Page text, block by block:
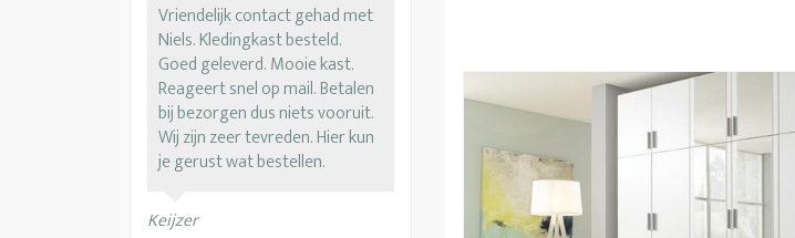
Vriendelijk contact gehad met
Niels. Kledingkast besteld.
Goed geleverd. Mooie kast.
Reageert snel op mail. Betalen
bij bezorgen dus niets vooruit.
Wij zijn zeer tevreden. Hier kun
je gerust wat bestellen.
Keijzer